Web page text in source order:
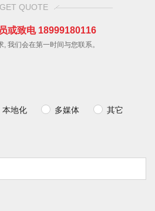
GET QUOTE
或致电 18999180116
, 我们会在第一时间与您联系。
本地化 多媒体 其它